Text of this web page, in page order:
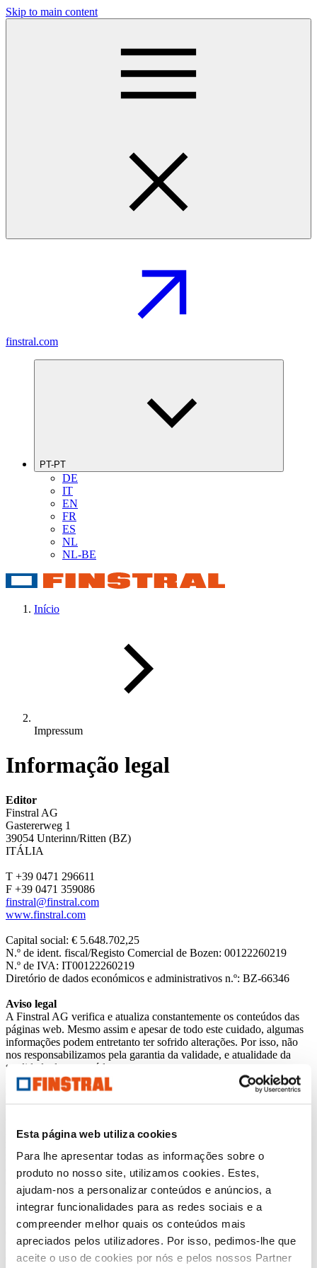
Esta página web utiliza cookies
Para lhe apresentar todas as informações sobre o
produto no nosso site, utilizamos cookies. Estes,
ajudam-nos a personalizar conteúdos e anúncios, a
integrar funcionalidades para as redes sociais e a
compreender melhor quais os conteúdos mais
apreciados pelos utilizadores. Por isso, pedimos-lhe que
aceite o uso de cookies por nós e pelos nossos Partner
Skip to main content
finstral.com
PT-PT
DE
IT
EN
FR
ES
NL
NL-BE
Início
Impressum
Informação legal
Editor
Finstral AG
Gastererweg 1
39054 Unterinn/Ritten (BZ)
ITÁLIA
T +39 0471 296611
F +39 0471 359086
finstral@finstral.com
www.finstral.com
Capital social: € 5.648.702,25
N.º de ident. fiscal/Registo Comercial de Bozen: 00122260219
N.º de IVA: IT00122260219
Diretório de dados económicos e administrativos n.º: BZ-66346
Aviso legal
A Finstral AG verifica e atualiza constantemente os conteúdos das
páginas web. Mesmo assim e apesar de todo este cuidado, algumas
informações podem entretanto ter sofrido alterações. Por isso, não
nos responsabilizamos pela garantia da validade, e atualidade da
totalidade dos conteúdos.
A Finstral AG reserva-se o direito de alterar ou complementar os
conteúdos disponibilizados.
Por razões técnicas, as cores reproduzidas no ecrã e na impressão
A apresentação e a descrição dos produtos nas páginas web são
meramente ilustrativas. Eventuais diferenças do produto fornecido
relativamente ao representado no material publicitário não são
consideradas defeito nem divergência, já que apenas se pode tomar
como referência o pedido.
Copyright - Direitos de autor
2000-2026 Finstral AG
O logótipo da Finstral é uma marca figurativa registada da firma
Finstral AG.
O termo “Finstral” é uma marca registada da empresa Finstral